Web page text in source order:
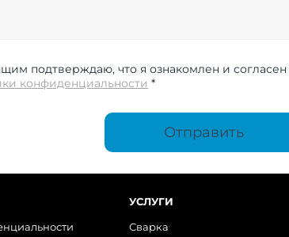
подтверждаю, что я ознакомлен и
конфиденциальности *
Отправить
УСЛУГИ
Сварка